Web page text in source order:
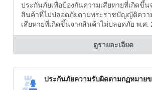
ประกันภัยเพื่อป้องกันความเสียหายที่เกิดขึ้น
สินค้าที่ไม่ปลอดภัยตามพระราชบัญญัติควา
เสียหายที่เกิดขึ้นจากสินค้าไม่ปลอดภัย พ.ศ.
ดูรายละเอียด
ประกันภัยความรับผิดตามกฏหมาย